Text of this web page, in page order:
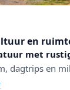
en
met
dagtrips en